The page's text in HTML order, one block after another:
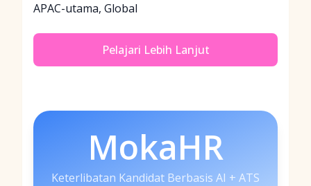
APAC-utama, Global
Pelajari Lebih Lanjut
MokaHR
Keterlibatan Kandidat Berbasis AI + ATS